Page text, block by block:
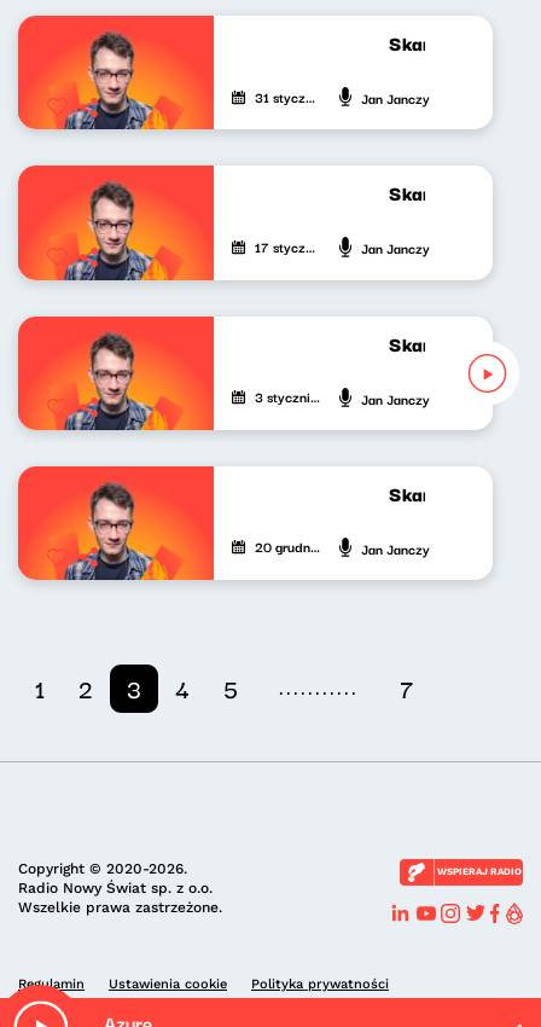
Skandynawskim
31 stycznia 2025 Jan Janczy
Skandynawskim
17 stycznia 2025 Jan Janczy
Skandynawskim
3 stycznia 2025 Jan Janczy
Skandynawskim
20 grudnia 2024 Jan Janczy
1 2 3 4 5 ........... 7
Copyright © 2020-2026.
Radio Nowy Świat sp. z o.o.
Wszelkie prawa zastrzeżone.
WSPIERAJ RADIO
Regulamin Ustawienia cookie Polityka prywatności